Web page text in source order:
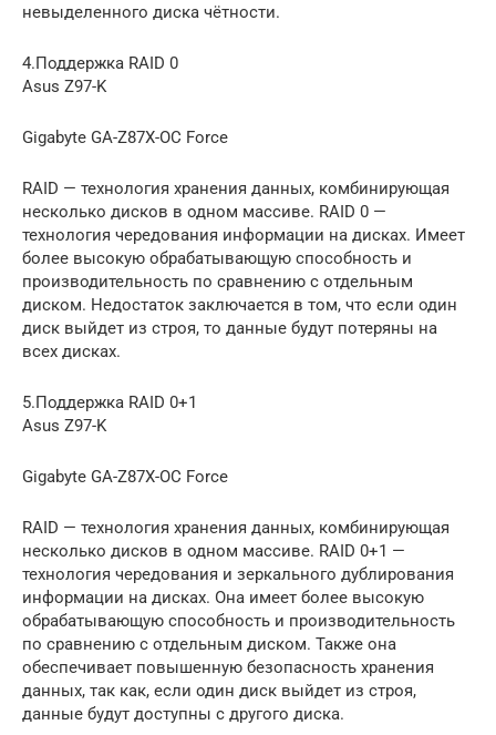
невыделенного диска чётности.
4.Поддержка RAID 0
Asus Z97-K
Gigabyte GA-Z87X-OC Force
RAID — технология хранения данных, комбинирующая
несколько дисков в одном массиве. RAID 0 —
технология чередования информации на дисках. Имеет
более высокую обрабатывающую способность и
производительность по сравнению с отдельным
диском. Недостаток заключается в том, что если один
диск выйдет из строя, то данные будут потеряны на
всех дисках.
5.Поддержка RAID 0+1
Asus Z97-K
Gigabyte GA-Z87X-OC Force
RAID — технология хранения данных, комбинирующая
несколько дисков в одном массиве. RAID 0+1 —
технология чередования и зеркального дублирования
информации на дисках. Она имеет более высокую
обрабатывающую способность и производительность
по сравнению с отдельным диском. Также она
обеспечивает повышенную безопасность хранения
данных, так как, если один диск выйдет из строя,
данные будут доступны с другого диска.